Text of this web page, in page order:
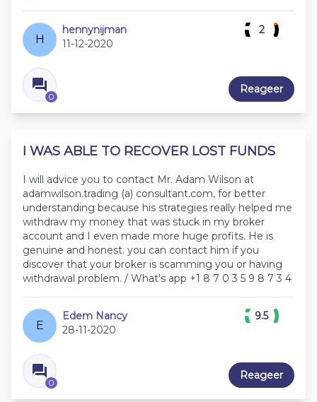
H
hennynijman
11-12-2020
0
2
Reageer
I WAS ABLE TO RECOVER LOST FUNDS
I will advice you to contact Mr. Adam Wilson at
adamwilson.trading (a) consultant.com, for better
understanding because his strategies really helped me
withdraw my money that was stuck in my broker
account and I even made more huge profits. He is
genuine and honest. you can contact him if you
discover that your broker is scamming you or having
withdrawal problem. / What's app +1 8 7 0 3 5 9 8 7 3 4
E
Edem Nancy
28-11-2020
0
9.5
Reageer